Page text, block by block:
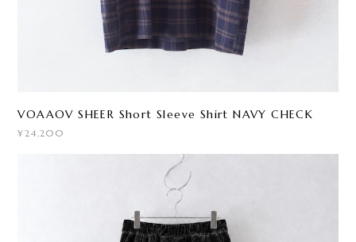
VOAAOV SHEER Short Sleeve Shirt NAVY CHECK
¥24,200